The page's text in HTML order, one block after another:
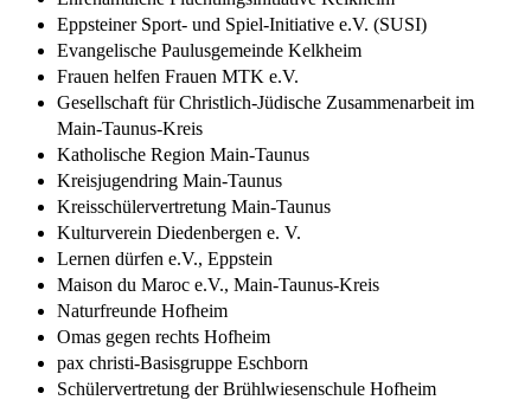
Eppsteiner Sport- und Spiel-Initiative e.V. (SUSI)
Evangelische Paulusgemeinde Kelkheim
Frauen helfen Frauen MTK e.V.
Gesellschaft für Christlich-Jüdische Zusammenarbeit im
Main-Taunus-Kreis
Katholische Region Main-Taunus
Kreisjugendring Main-Taunus
Kreisschülervertretung Main-Taunus
Kulturverein Diedenbergen e. V.
Lernen dürfen e.V., Eppstein
Maison du Maroc e.V., Main-Taunus-Kreis
Naturfreunde Hofheim
Omas gegen rechts Hofheim
pax christi-Basisgruppe Eschborn
Schülervertretung der Brühlwiesenschule Hofheim